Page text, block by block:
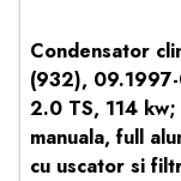
Condensator
(932),
2.0 TS, 114
manuala, full
cu uscator si